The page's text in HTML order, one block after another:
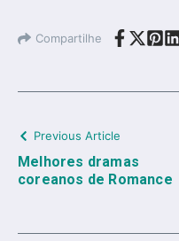
Compartilhe
Previous Article
Melhores dramas
coreanos de Romance